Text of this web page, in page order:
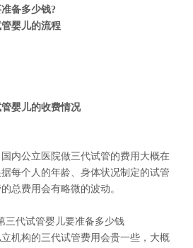
备多少钱?
婴儿的流程
婴儿的收费情况
内公立医院做三代试管的费用大概在
每个人的年龄、身体状况制定的试管
总费用会有略微的波动。
机构的三代试管费用会贵一些，大概